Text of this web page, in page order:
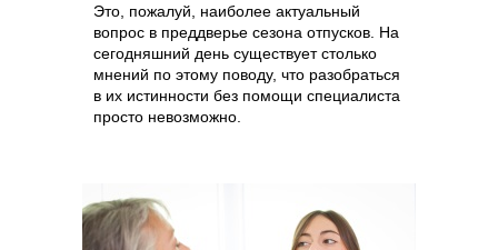
Это, пожалуй, наиболее актуальный
вопрос в преддверье сезона отпусков. На
сегодняшний день существует столько
мнений по этому поводу, что разобраться
в их истинности без помощи специалиста
просто невозможно.